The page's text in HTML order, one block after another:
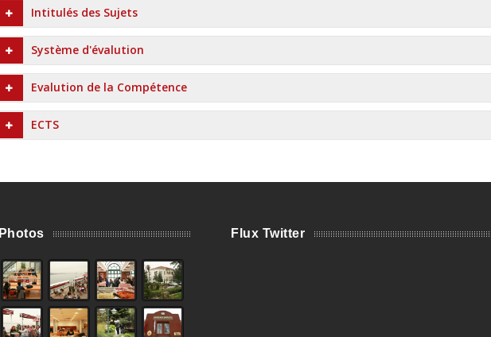
Intitulés des Sujets
Système d'évalution
Evalution de la Compétence
ECTS
Photos Flux Twitter